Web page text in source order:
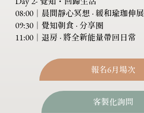
08:00｜晨間靜心冥想 · 緩和瑜珈伸展
09:30｜覺知朝食 · 分享圈
11:00｜退房 · 將全新能量帶回日常
報名6月場次
客製化詢問